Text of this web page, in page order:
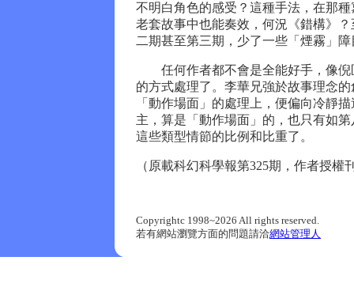
不明白角色的感受？這種手法，在那
老套故事中也能奏效，何況《錯構》
二期甚至第三期，少了一些「煙霧」
任何作者都不會是全能好手，像倪
的方式處理了。李華兄強於故事理念
「動作場面」的處理上，便偏向冷靜
主，算是「動作場面」的，也只有如
這些類型情節的比例和比重了。
（原載科幻科學報第325期，作者授權
Copyrightc 1998~2026 All rights reserved.
若有網站瀏覽方面的問題請洽網站管理人